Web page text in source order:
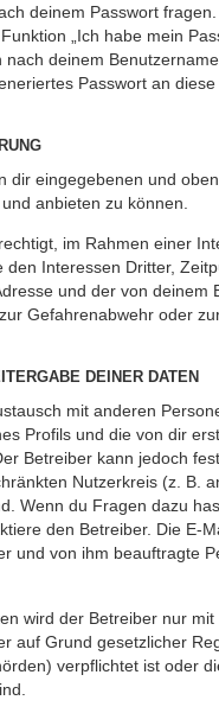
deinem Passwort
„Ich habe mein
deinem
Passwort an
dir eingegebenen und
anbieten zu können.
im Rahmen einer
Interessen Dritter,
und der von deinem
Gefahrenabwehr oder
DEINER DATEN
mit anderen
Profils und die von dir
Betreiber kann jedoch
Nutzerkreis (z. B.
Wenn du Fragen dazu
den Betreiber. Die E-
und von ihm beauftragte
wird der Betreiber nur
auf Grund gesetzlicher
verpflichtet ist oder